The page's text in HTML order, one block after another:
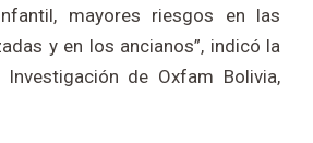
mayores riesgos en las
y en los ancianos”, indicó la
de Oxfam Bolivia,